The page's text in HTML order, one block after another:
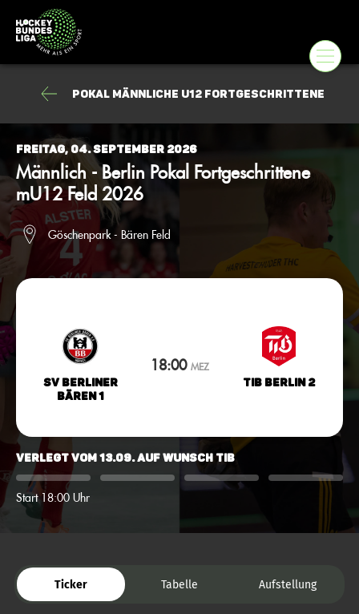
Pokal männliche U12 Fortgeschrittene
Freitag, 04. September 2026
Männlich - Berlin Pokal Fortgeschrittene
mU12 Feld 2026
Göschenpark - Bären Feld
SV Berliner
Bären 1
18:00 MEZ
TiB Berlin 2
verlegt vom 13.09. auf Wunsch TiB
Start 18:00 Uhr
Ticker Tabelle Aufstellung